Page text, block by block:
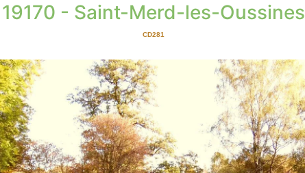
19170 - Saint-Merd-les-Oussines
CD281